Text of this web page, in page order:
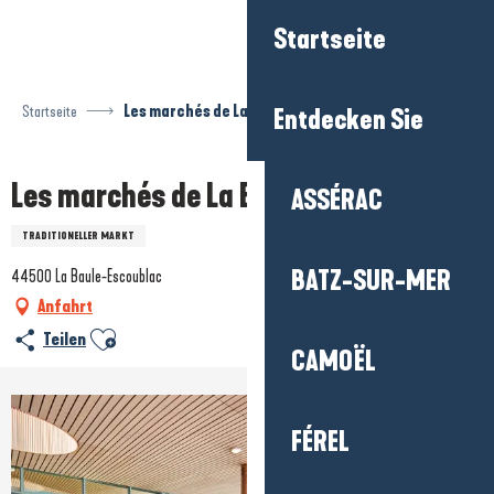
Startseite
Entdecken Sie
ASSÉRAC
BATZ-SUR-MER
CAMOËL
FÉREL
Startseite Les marchés de La Baule
Les marchés de La Baule
TRADITIONELLER MARKT
44500 La Baule-Escoublac
Anfahrt
Teilen Ajouter aux favoris